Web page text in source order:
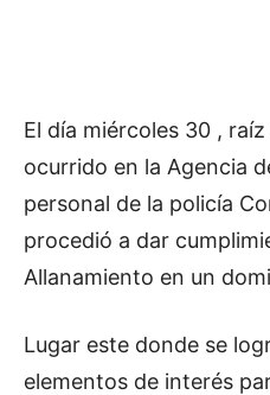
El día miércoles 30 ,
ocurrido en la Agencia
personal de la policía
procedió a dar
Allanamiento en un
Lugar este donde se
elementos de interés